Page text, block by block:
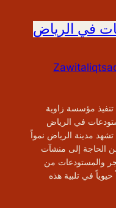
في الرياض
مؤسسة زاوية
في الرياض
مدينة الرياض نمواً
من الحاجة إلى منشآت
والمستودعات من
حيوياً في تلبية هذه